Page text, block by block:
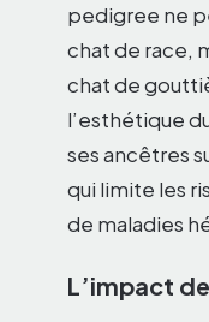
pedigree ne
chat de race,
chat de
l’esthétique
ses ancêtres
qui limite les
de maladies
L’impact